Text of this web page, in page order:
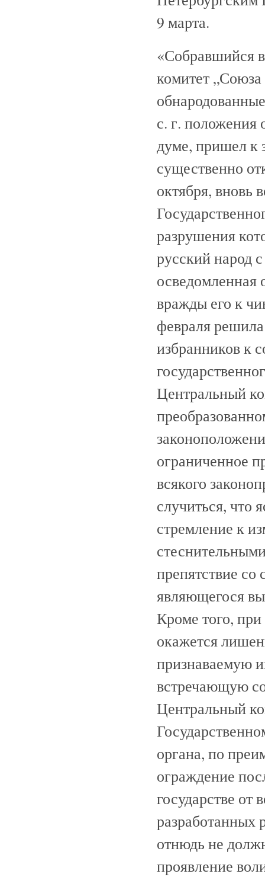
9 марта.
«Собравшийся
комитет
с. г. положения
думе, пришел к
существенно
октября, вновь
разрушения
русский народ
осведомленная
вражды его к
февраля
избранников к
Центральный
ограниченное
всякого
случиться, что
стремление к
препятствие со
являющегося
Кроме того, при
окажется
признаваемую
встречающую
Центральный
органа, по
ограждение
государстве
разработанных
отнюдь не
проявление